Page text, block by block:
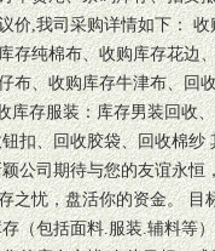
价,我司采购详情如下： 收
存纯棉布、收购库存花边
布、收购库存牛津布、回
库存服装：库存男装回收
扣、回收胶袋、回收棉纱
公司期待与您的友谊永恒
之忧，盘活你的资金。 目
（包括面料.服装.辅料等